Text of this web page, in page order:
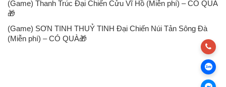
(Game) Thanh Trúc Đại Chiến Cửu Vĩ Hồ (Miễn phí) – CÓ QUÀ
🎁
(Game) SƠN TINH THUỶ TINH Đại Chiến Núi Tản Sông Đà
(Miễn phí) – CÓ QUÀ🎁